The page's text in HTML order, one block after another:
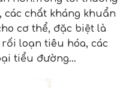
chất kháng khuẩn
cơ thể, đặc biệt là
loạn tiêu hóa, các
tiểu đường…